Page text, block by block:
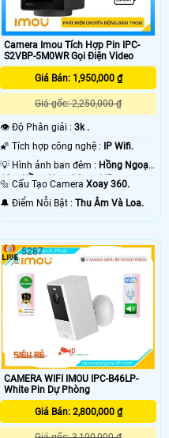
Camera Imou Tích Hợp Pin IPC-
S2VBP-5M0WR Gọi Điện Video
Giá Bán: 1,950,000 ₫
Giá gốc: 2,250,000 ₫
👁 Độ Phân giải :3k .
🌠 Tích hợp công nghệ :
IP Wifi.
💡 Hình ảnh ban đêm : Hồng Ngoại
10m Hồng Ngoại Smart IR.
🔩 Cấu Tạo CameraXoay 360.
️🔔 Điểm Nỗi Bật :Thu Âm Và Loa.
CAMERA WIFI IMOU IPC-B46LP-
White Pin Dự Phòng
Giá Bán: 2,800,000 ₫
5287